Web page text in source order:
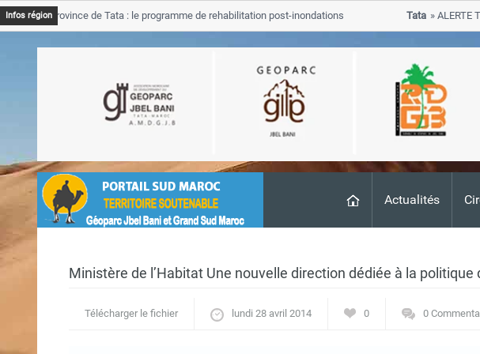
Actualités
Infos régionProvince de Tata : le programme de rehabilitation post-inondations
ALERTE
progresse dans les
Ministère de l’Habitat Une nouvelle direction dédiée à la politique
Télécharger le fichier lundi 28 avril 2014 0 0